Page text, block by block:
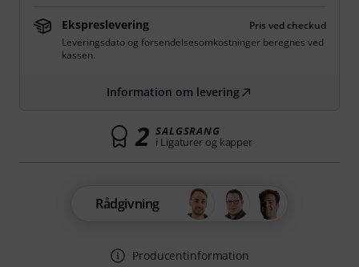
Ekspreslevering
Pris ved checkud
Leveringsdato og forsendelsesomkostninger beregnes ved
kassen.
Information om levering
2 SALGSRANG
i Ligaturer og kapper
Rådgivning
Producentinformation